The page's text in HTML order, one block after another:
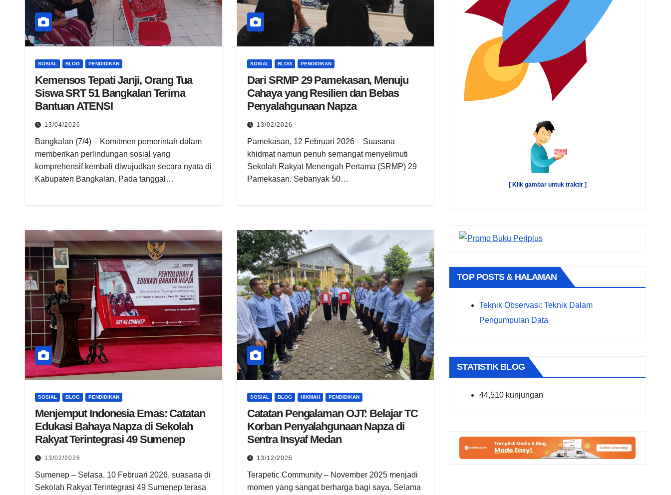
SOSIAL BLOG PENDIDIKAN
Kemensos Tepati Janji, Orang Tua
Siswa SRT 51 Bangkalan Terima
Bantuan ATENSI
13/04/2026
Bangkalan (7/4) – Komitmen pemerintah dalam
memberikan perlindungan sosial yang
komprehensif kembali diwujudkan secara nyata di
Kabupaten Bangkalan. Pada tanggal…
SOSIAL BLOG PENDIDIKAN
Dari SRMP 29 Pamekasan, Menuju
Cahaya yang Resilien dan Bebas
Penyalahgunaan Napza
13/02/2026
Pamekasan, 12 Februari 2026 – Suasana
khidmat namun penuh semangat menyelimuti
Sekolah Rakyat Menengah Pertama (SRMP) 29
Pamekasan. Sebanyak 50…
SOSIAL BLOG PENDIDIKAN
Menjemput Indonesia Emas: Catatan
Edukasi Bahaya Napza di Sekolah
Rakyat Terintegrasi 49 Sumenep
13/02/2026
Sumenep – Selasa, 10 Februari 2026, suasana di
Sekolah Rakyat Terintegrasi 49 Sumenep terasa
SOSIAL BLOG HIKMAH PENDIDIKAN
Catatan Pengalaman OJT: Belajar TC
Korban Penyalahgunaan Napza di
Sentra Insyaf Medan
13/12/2025
Terapetic Community – November 2025 menjadi
momen yang sangat berharga bagi saya. Selama
[ Klik gambar untuk traktir ]
TOP POSTS & HALAMAN
Teknik Observasi: Teknik Dalam
Pengumpulan Data
STATISTIK BLOG
44,510 kunjungan